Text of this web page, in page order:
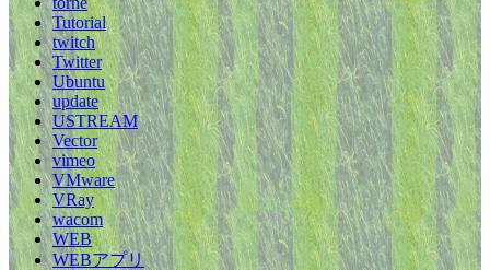
Tutorial
twitch
Twitter
Ubuntu
update
USTREAM
Vector
vimeo
VMware
VRay
wacom
WEB
WEBアプリ